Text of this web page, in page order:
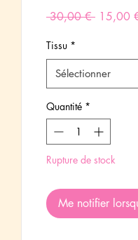
30,00 € Prix
15,00
Tissu *
Sélectionner
Quantité *
Rupture de stock
Me notifier